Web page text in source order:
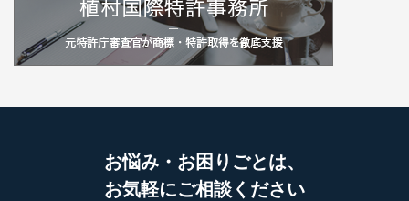
お悩み・お困りごとは、
お気軽にご相談ください